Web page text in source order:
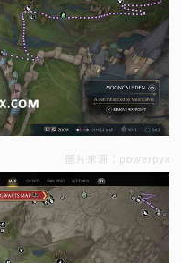
圖片來源：powerpyx